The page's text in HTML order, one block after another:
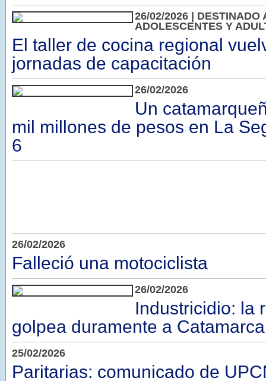
26/02/2026 | DESTINADO
ADOLESCENTES Y
El taller de cocina regional
jornadas de capacitación
26/02/2026
Un
mil millones de pesos en La
6
26/02/2026
Falleció una motociclista
26/02/2026
Industricidio: la
golpea duramente a Catamarca
25/02/2026
Paritarias: comunicado de